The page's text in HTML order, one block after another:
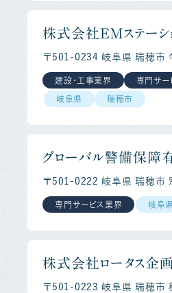
株式会社ＥＭステーシ
〒501-0234 岐阜県 瑞穂市 牛
建設・工事業界 専門サー
岐阜県 瑞穂市
グローバル警備保障
〒501-0222 岐阜県 瑞穂市 別
専門サービス業界 岐阜県
株式会社ロータス企画
〒501-0223 岐阜県 瑞穂市 穂